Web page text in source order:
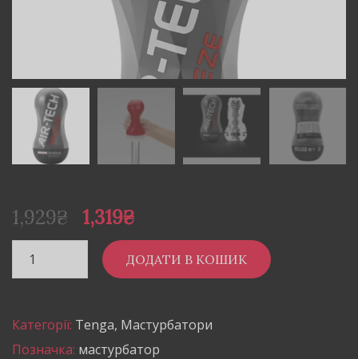
1,929₴ 1,319₴
ДОДАТИ В КОШИК
Категорії: Tenga, Мастурбатори
Позначка: мастурбатор